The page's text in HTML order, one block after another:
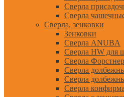
Сверла
Сверла
Сверла, зенковки
Зенковки
Сверла ANUBA
Сверла HW для
Сверла
Сверла
Сверла
Сверла